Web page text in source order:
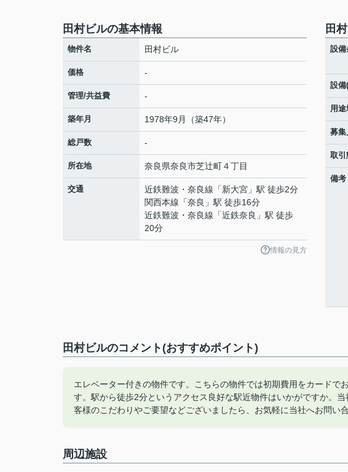
田村ビルの基本情報
物件名 田村ビル
価格 -
管理/共益費 -
築年月 1978年9月（築47年）
総戸数 -
所在地 奈良県奈良市芝辻町４丁目
交通 近鉄難波・奈良線 「新大宮 」駅 徒歩2分
関西本線 「奈良 」駅 徒歩16分
近鉄難波・奈良線 「近鉄奈良 」駅 徒歩
20分
情報の見方
田
設備
設備
用
募集
取引
備考
田村ビルのコメント(おすすめポイント)
エレベーター付きの物件です。こちらの物件では初期費用をカードで
す。駅から徒歩2分というアクセス良好な駅近物件はいかがですか。
客様のこだわりやご要望などございましたら、お気軽に当社へお問い合
周辺施設